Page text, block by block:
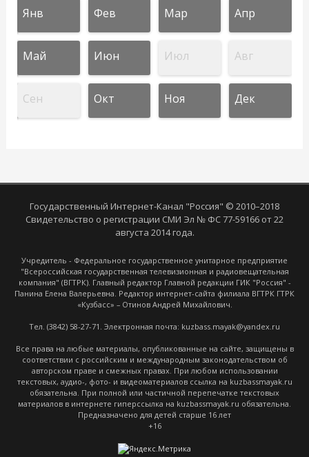
Янв Фев Мар Апр
Май Июн Июл Авг
Сен Окт Ноя Дек
Государственный Интернет-Канал "Россия" © 2010–2018
Свидетельство о регистрации СМИ Эл № ФС 77-59166 от 22
августа 2014 года.
Учредитель - Федеральное государственное унитарное предприятие
"Всероссийская государственная телевизионная и радиовещательная
компания" (ВГТРК). Главный редактор Главной редакции ГИК "Россия" -
Панина Елена Валерьевна. Редактор интернет-сайта филиала ВГТРК ГТРК
«Кузбасс» – Отинов Андрей Михайлович.
Тел. (3842) 58-27-71. Электронная почта: kuzbass.mayak@yandex.ru
Все права на любые материалы, опубликованные на сайте, защищены в
соответствии с российским и международным законодательством об
авторском праве и смежных правах. При любом использовании
текстовых, аудио-, фото- и видеоматериалов ссылка на kuzbassmayak.ru
обязательна. При полной или частичной перепечатке текстовых
материалов в интернете гиперссылка на kuzbassmayak.ru обязательна.
Предназначено для детей старше 16 лет
+16